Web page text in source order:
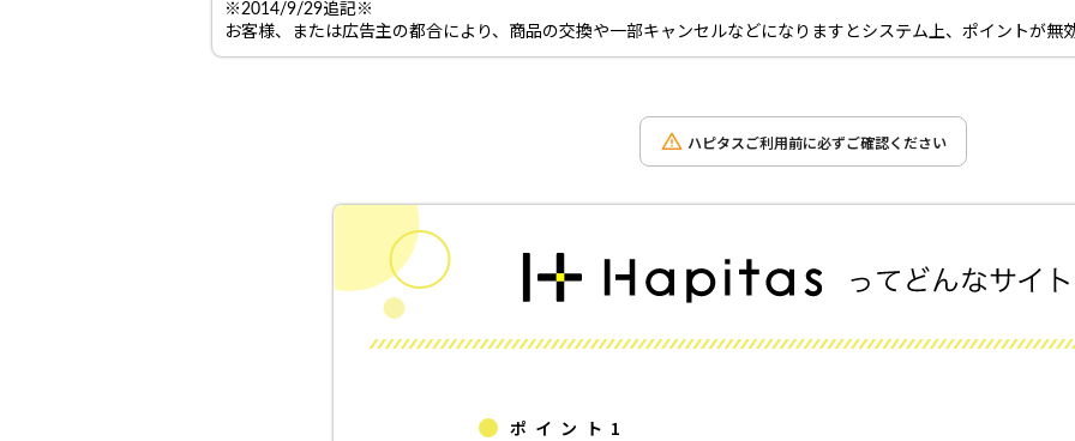
※2014/9/29追記※
お客様、または広告主の都合により、商品の交換や一部キャンセルなどになりますとシステム上、ポイントが無
ハピタスご利用前に必ずご確認ください
ポイント1